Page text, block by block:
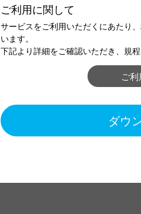
ご利用に関して
サービスをご利用いただくにあたり
います。
下記より詳細をご確認いただき、規
ご
ダウ